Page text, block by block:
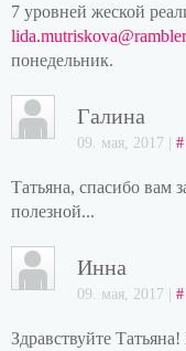
7 уровней жеской
понедельник.
Галина
09. мая, 2017 | #
Татьяна, спасибо вам
полезной...
Инна
09. мая, 2017 | #
Здравствуйте